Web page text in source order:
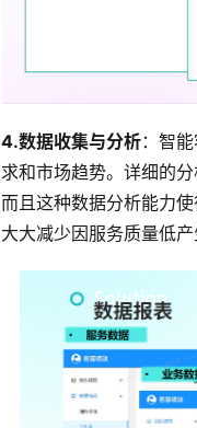
4.数据收集与分析：智
求和市场趋势。详细的
而且这种数据分析能力
大大减少因服务质量低产